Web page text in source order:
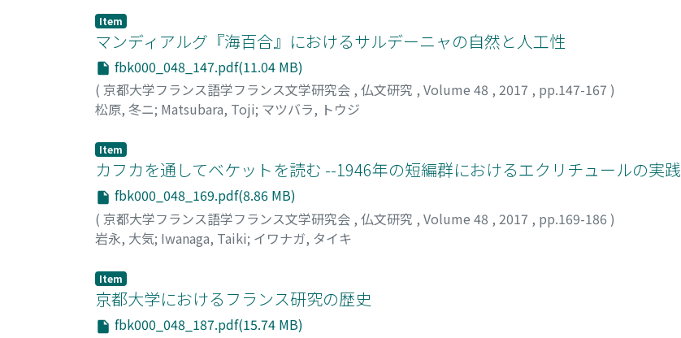
Item
マンディアルグ『海百合』におけるサルデーニャの自然と人工性
fbk000_048_147.pdf(11.04 MB)
( 京都大学フランス語学フランス文学研究会 , 仏文研究 , Volume 48 , 2017 , pp.147-167 )
松原, 冬ニ; Matsubara, Toji; マツバラ, トウジ
Item
カフカを通してベケットを読む --1946年の短編群におけるエクリチュールの実践
fbk000_048_169.pdf(8.86 MB)
( 京都大学フランス語学フランス文学研究会 , 仏文研究 , Volume 48 , 2017 , pp.169-186 )
岩永, 大気; Iwanaga, Taiki; イワナガ, タイキ
Item
京都大学におけるフランス研究の歴史
fbk000_048_187.pdf(15.74 MB)